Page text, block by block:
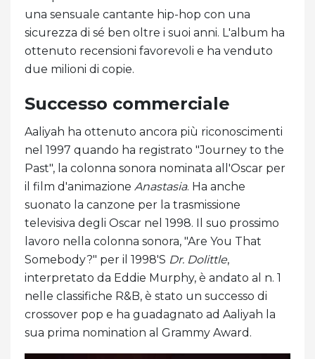
una sensuale cantante hip-hop con una
sicurezza di sé ben oltre i suoi anni. L'album ha
ottenuto recensioni favorevoli e ha venduto
due milioni di copie.
Successo commerciale
Aaliyah ha ottenuto ancora più riconoscimenti
nel 1997 quando ha registrato "Journey to the
Past", la colonna sonora nominata all'Oscar per
il film d'animazione Anastasia. Ha anche
suonato la canzone per la trasmissione
televisiva degli Oscar nel 1998. Il suo prossimo
lavoro nella colonna sonora, "Are You That
Somebody?" per il 1998'S Dr. Dolittle,
interpretato da Eddie Murphy, è andato al n. 1
nelle classifiche R&B, è stato un successo di
crossover pop e ha guadagnato ad Aaliyah la
sua prima nomination al Grammy Award.